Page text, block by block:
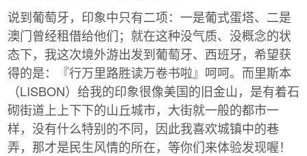
说到葡萄牙，印象中只有二项：一是葡式蛋塔、二是
澳门曾经租借给他们；就在这种没气质、没概念的状
态下，我这次境外游出发到葡萄牙、西班牙，希望获
得的是：『行万里路胜读万卷书啦』呵呵。而里斯本
（LISBON）给我的印象很像美国的旧金山，是有着石
砌街道上上下下的山丘城市，大街就一般的都市一
样，没有什么特别的不同，因此我喜欢城镇中的巷
弄，那才是民生风情的所在，等你们来体验发现喔！